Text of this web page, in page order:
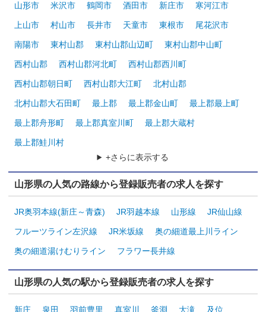
山形市 米沢市 鶴岡市 酒田市 新庄市 寒河江市
上山市 村山市 長井市 天童市 東根市 尾花沢市
南陽市 東村山郡 東村山郡山辺町 東村山郡中山町
西村山郡 西村山郡河北町 西村山郡西川町
西村山郡朝日町 西村山郡大江町 北村山郡
北村山郡大石田町 最上郡 最上郡金山町 最上郡最上町
最上郡舟形町 最上郡真室川町 最上郡大蔵村
最上郡鮭川村
+さらに表示する
山形県の人気の路線から登録販売者の求人を探す
JR奥羽本線(新庄～青森) JR羽越本線 山形線 JR仙山線
フルーツライン左沢線 JR米坂線 奥の細道最上川ライン
奥の細道湯けむりライン フラワー長井線
山形県の人気の駅から登録販売者の求人を探す
新庄 泉田 羽前豊里 真室川 釜淵 大滝 及位